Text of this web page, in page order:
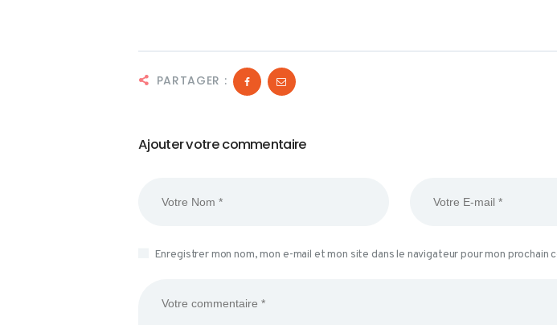
PARTAGER :
Ajouter votre commentaire
Enregistrer mon nom, mon e-mail et mon site dans le navigateur pour mon prochain